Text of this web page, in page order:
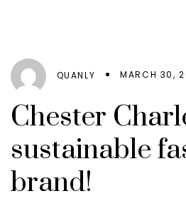
QUANLY MARCH 30,
Chester
sustainable
brand!